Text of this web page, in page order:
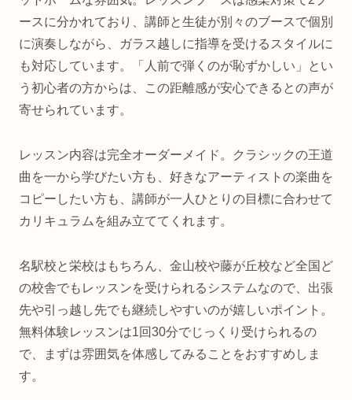
ースに分かれており、講師と生徒が別々のブースで個別
に演奏しながら、ガラス越しに指導を受けるスタイルに
も対応しています。「人前で弾くのが恥ずかしい」とい
う初心者の方からは、この距離感が安心できるとの声が
寄せられています。
レッスン内容は完全オーダーメイド。クラシックの王道
曲を一から学びたい方も、好きなアーティストの楽曲を
コピーしたい方も、講師が一人ひとりの目標に合わせて
カリキュラムを組み立ててくれます。
名駅校と栄校はもちろん、金山校や藤が丘校など全国ど
の校舎でもレッスンを受けられるシステムなので、出張
先や引っ越し先でも継続しやすいのが嬉しいポイント。
無料体験レッスンは1回30分でじっくり受けられるの
で、まずは雰囲気を体感してみることをおすすめしま
す。